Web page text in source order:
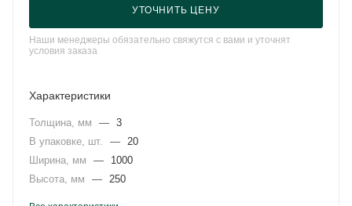
УТОЧНИТЬ ЦЕНУ
Наши менеджеры обязательно свяжутся с вами и уточнят
условия заказа
Характеристики
Толщина, мм — 3
В упаковке, шт.
—
20
Ширина, мм
—
1000
Высота, мм
— 250